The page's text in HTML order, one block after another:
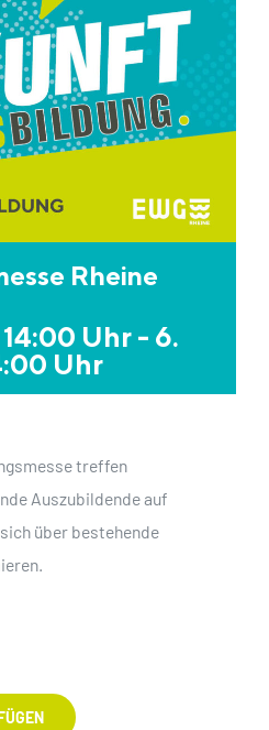
Rheine
Uhr- 6.
Uhr
treffen
Auszubildende auf
über bestehende